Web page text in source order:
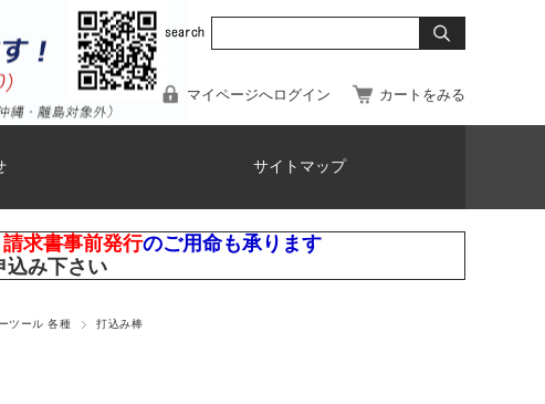
マイページへログイン カートをみる
サイトマップ
請求書事前発行のご用命も承ります
込み下さい
ツール 各種 打込み棒